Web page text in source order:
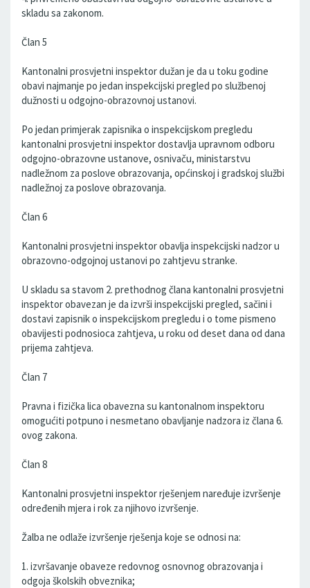
skladu sa zakonom.
Član 5
Kantonalni prosvjetni inspektor dužan je da u toku godine
obavi najmanje po jedan inspekcijski pregled po službenoj
dužnosti u odgojno-obrazovnoj ustanovi.
Po jedan primjerak zapisnika o inspekcijskom pregledu
kantonalni prosvjetni inspektor dostavlja upravnom odboru
odgojno-obrazovne ustanove, osnivaču, ministarstvu
nadležnom za poslove obrazovanja, općinskoj i gradskoj službi
nadležnoj za poslove obrazovanja.
Član 6
Kantonalni prosvjetni inspektor obavlja inspekcijski nadzor u
obrazovno-odgojnoj ustanovi po zahtjevu stranke.
U skladu sa stavom 2. prethodnog člana kantonalni prosvjetni
inspektor obavezan je da izvrši inspekcijski pregled, sačini i
dostavi zapisnik o inspekcijskom pregledu i o tome pismeno
obavijesti podnosioca zahtjeva, u roku od deset dana od dana
prijema zahtjeva.
Član 7
Pravna i fizička lica obavezna su kantonalnom inspektoru
omogućiti potpuno i nesmetano obavljanje nadzora iz člana 6.
ovog zakona.
Član 8
Kantonalni prosvjetni inspektor rješenjem naređuje izvršenje
određenih mjera i rok za njihovo izvršenje.
Žalba ne odlaže izvršenje rješenja koje se odnosi na:
1. izvršavanje obaveze redovnog osnovnog obrazovanja i
odgoja školskih obveznika;